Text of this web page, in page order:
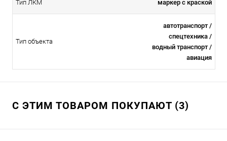
Тип ЛКМ маркер с краской
Тип объекта
автотранспорт /
спецтехника /
водный транспорт /
авиация
С ЭТИМ ТОВАРОМ ПОКУПАЮТ (3)